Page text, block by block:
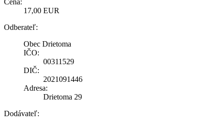
17,00 EUR
Odberateľ:
Obec Drietoma
IČO:
00311529
DIČ:
2021091446
Adresa:
Drietoma 29
Dodávateľ: